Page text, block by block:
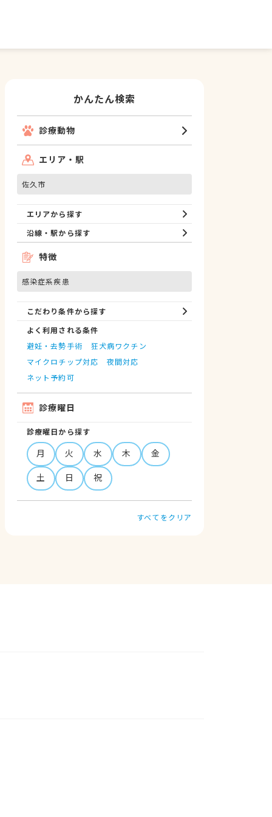
かんたん検索
診療動物
エリア・駅
佐久市
エリアから探す
沿線・駅から探す
特徴
感染症系疾患
こだわり条件から探す
よく利用される条件
避妊・去勢手術
狂犬病ワクチン
マイクロチップ対応
夜間対応
ネット予約可
診療曜日
診療曜日から探す
月 火 水 木
金
土
日 祝
すべてをクリア